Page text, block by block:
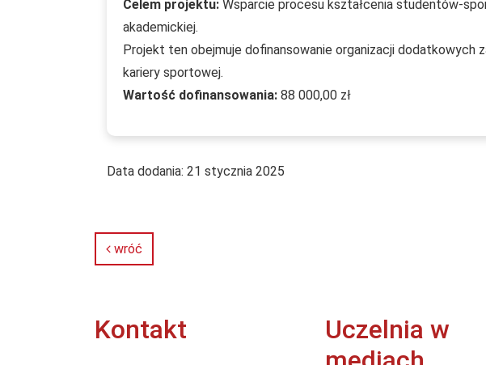
Celem projektu: Wsparcie procesu kształcenia studentów-
akademickiej.
Projekt ten obejmuje dofinansowanie organizacji
kariery sportowej.
Wartość dofinansowania: 88 000,00 zł
Data dodania: 21 stycznia 2025
wróć
Kontakt
Uczelnia w